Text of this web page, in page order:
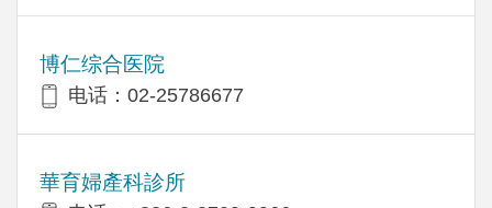
博仁综合医院
电话：02-25786677
華育婦產科診所